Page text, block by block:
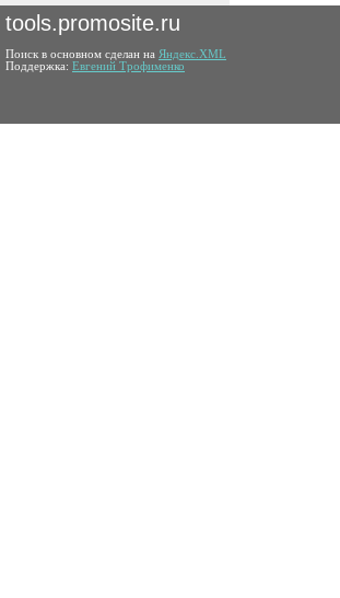
tools.promosite.ru
Поиск в основном сделан на Яндекс.XML
Поддержка: Евгений Трофименко